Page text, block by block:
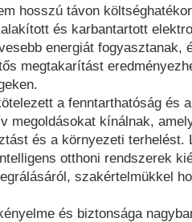
hosszú távon
és karbantartott
energiát fogyasztanak,
megtakarítást
a fenntarthatóság és
megoldásokat kínálnak,
és a környezeti terhelést.
otthoni rendszerek
szakértelmükkel
és biztonsága